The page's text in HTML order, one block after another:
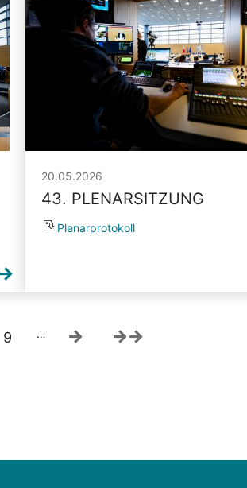
20.05.2026
43. PLENARSITZUNG
Plenarprotokoll
9 …